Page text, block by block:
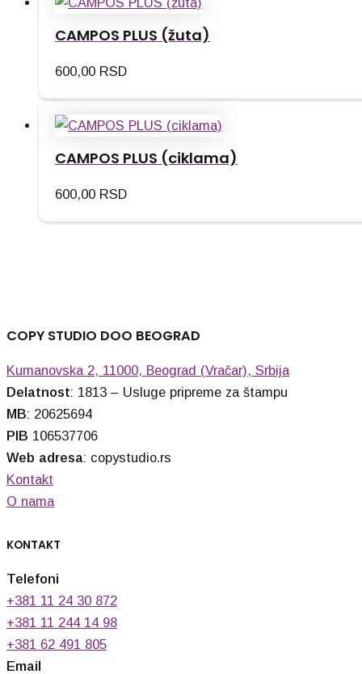
CAMPOS PLUS (žuta)
600,00 RSD
CAMPOS PLUS (ciklama)
600,00 RSD
COPY STUDIO DOO BEOGRAD
Kumanovska 2, 11000, Beograd (Vračar), Srbija
Delatnost: 1813 – Usluge pripreme za štampu
MB: 20625694
PIB 106537706
Web adresa: copystudio.rs
Kontakt
O nama
KONTAKT
Telefoni
+381 11 24 30 872
+381 11 244 14 98
+381 62 491 805
Email